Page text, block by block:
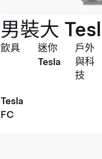
男裝大
飲具
迷你
Tesla
戶外
與科
技
Tesla
FC